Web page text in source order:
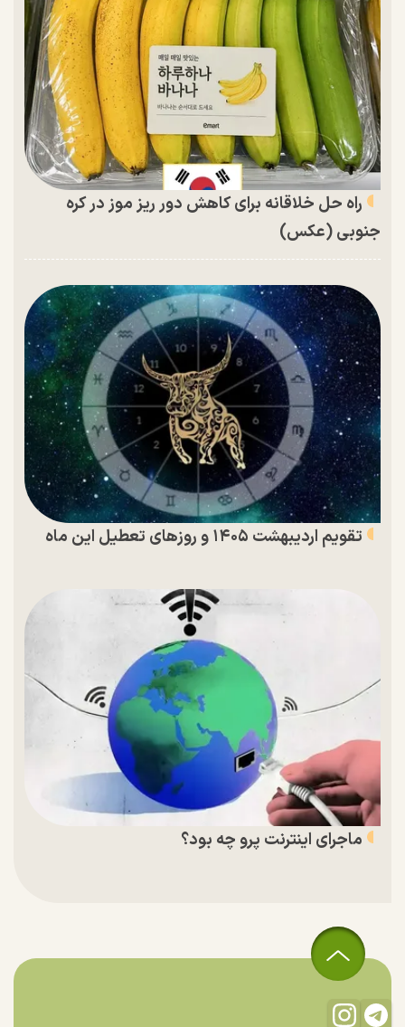
راه حل خلاقانه برای کاهش دور ریز موز در کره
جنوبی (عکس)
تقویم اردیبهشت ۱۴۰۵ و روز‌های تعطیل این ماه
ماجرای اینترنت پرو چه بود؟